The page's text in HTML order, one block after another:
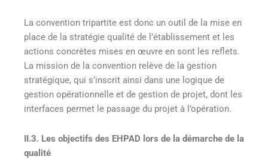
La convention tripartite est donc un outil de la mise en
place de la stratégie qualité de l’établissement et les
actions concrètes mises en œuvre en sont les reflets.
La mission de la convention relève de la gestion
stratégique, qui s’inscrit ainsi dans une logique de
gestion opérationnelle et de gestion de projet, dont les
interfaces permet le passage du projet à l’opération.
II.3. Les objectifs des EHPAD lors de la démarche de la
qualité